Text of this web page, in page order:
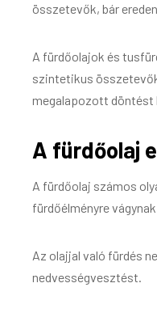
összetevők, bár
A fürdőolajok és
szintetikus
megalapozott döntést
A fürdőolaj
A fürdőolaj számos
fürdőélményre
Az olajjal való fürdés
nedvességvesztést.